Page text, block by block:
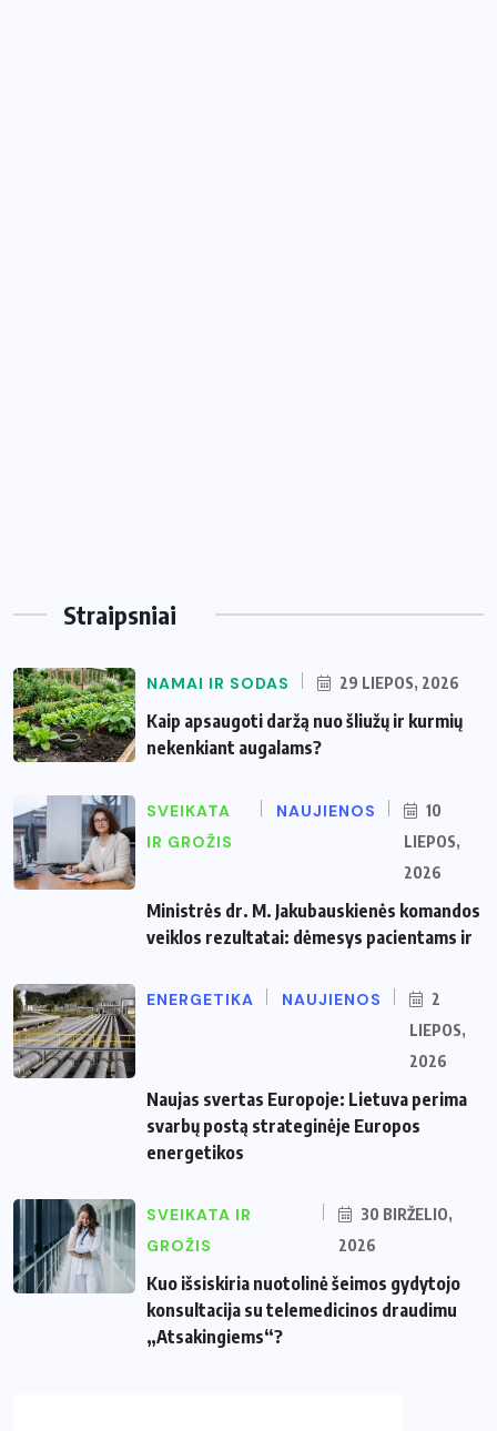
Straipsniai
NAMAI IR SODAS 29 LIEPOS, 2026
Kaip apsaugoti daržą nuo šliužų ir kurmių
nekenkiant augalams?
SVEIKATA
IR GROŽIS
NAUJIENOS
10
LIEPOS,
2026
Ministrės dr. M. Jakubauskienės komandos
veiklos rezultatai: dėmesys pacientams ir
ENERGETIKA NAUJIENOS
2
LIEPOS,
2026
Naujas svertas Europoje: Lietuva perima
svarbų postą strateginėje Europos
energetikos
SVEIKATA IR
GROŽIS
30 BIRŽELIO,
2026
Kuo išsiskiria nuotolinė šeimos gydytojo
konsultacija su telemedicinos draudimu
„Atsakingiems“?